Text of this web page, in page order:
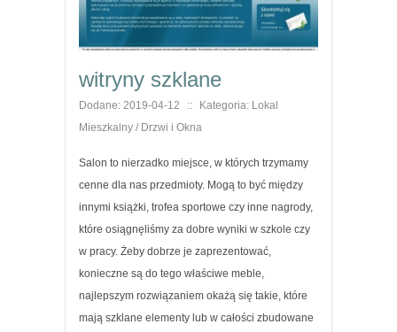
witryny szklane
Dodane: 2019-04-12 ::
Kategoria: Lokal
Mieszkalny / Drzwi i Okna
Salon to nierzadko miejsce, w których trzymamy
cenne dla nas przedmioty. Mogą to być między
innymi książki, trofea sportowe czy inne nagrody,
które osiągnęliśmy za dobre wyniki w szkole czy
w pracy. Żeby dobrze je zaprezentować,
konieczne są do tego właściwe meble,
najlepszym rozwiązaniem okażą się takie, które
mają szklane elementy lub w całości zbudowane